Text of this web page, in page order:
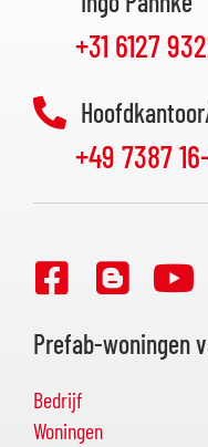
+31 6127
+49 7387
Prefab-woningen
Bedrijf
Woningen